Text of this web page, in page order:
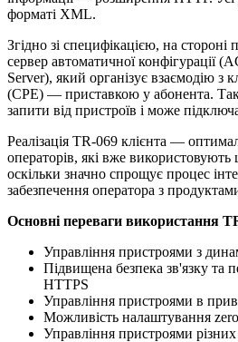
форматі XML.
Згідно зі специфікацією, на стороні
сервер автоматичної конфігурації
Server), який організує взаємодію з
(CPE) — приставкою у абонента.
запити від пристроїв і може
Реалізація TR-069 клієнта —
операторів, які вже
оскільки значно спрощує процес
забезпечення оператора з
Основні переваги використання
Управління пристроями з
Підвищена безпека зв'язку та
HTTPS
Управління пристроями в
Можливість налаштування
Управління пристроями